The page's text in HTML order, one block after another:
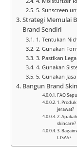
5. Sunscreen
Strategi Memulai
Brand Sendiri
1. Tentukan
2. Gunakan
3. Pastikan
4. Gunakan
5. Gunakan
Bangun Brand
FAQ
1.
jerawat?
2.
skincare?
3.
CISAS?